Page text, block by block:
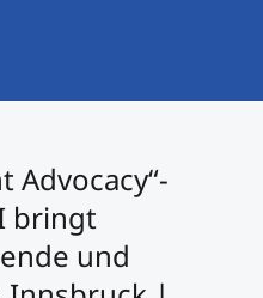
Master
Advocacy“-
bringt
und